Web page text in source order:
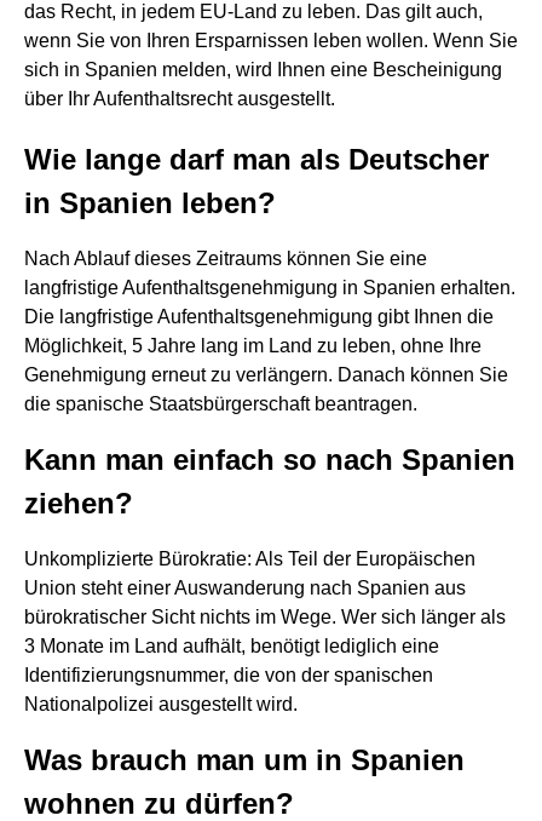
das Recht, in jedem EU-Land zu leben. Das gilt auch,
wenn Sie von Ihren Ersparnissen leben wollen. Wenn Sie
sich in Spanien melden, wird Ihnen eine Bescheinigung
über IhrAufenthaltsrechtausgestellt.
Wie lange darf man als Deutscher
in Spanien leben?
Nach Ablauf dieses Zeitraums können Sie eine
langfristige Aufenthaltsgenehmigung in Spanien erhalten.
Die langfristige Aufenthaltsgenehmigung gibt Ihnen die
Möglichkeit, 5 Jahre lang im Land zu leben, ohne Ihre
Genehmigung erneut zu verlängern. Danach können Sie
die spanische Staatsbürgerschaft beantragen.
Kann man einfach so nach Spanien
ziehen?
Unkomplizierte Bürokratie: Als Teil der Europäischen
Union steht einer Auswanderung nach Spanien aus
bürokratischer Sicht nichts im Wege. Wer sich länger als
3 Monate im Land aufhält, benötigt lediglich eine
Identifizierungsnummer, die von der spanischen
Nationalpolizei ausgestellt wird.
Was brauch man um in Spanien
wohnen zu dürfen?